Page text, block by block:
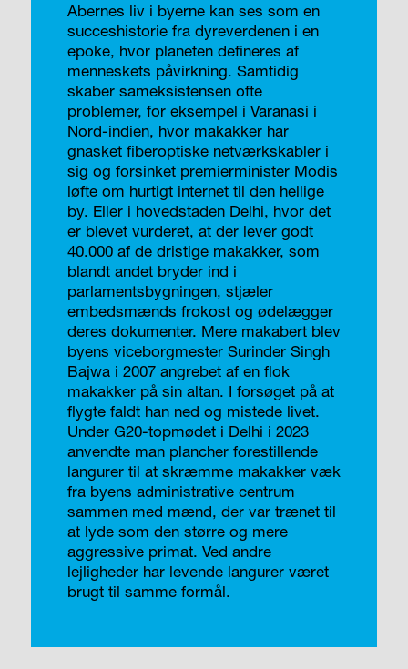
Abernes liv i byerne kan ses som en
succeshistorie fra dyreverdenen i en
epoke, hvor planeten defineres af
menneskets påvirkning. Samtidig
skaber sameksistensen ofte
problemer, for eksempel i Varanasi i
Nord-indien, hvor makakker har
gnasket fiberoptiske netværkskabler i
sig og forsinket premierminister Modis
løfte om hurtigt internet til den hellige
by. Eller i hovedstaden Delhi, hvor det
er blevet vurderet, at der lever godt
40.000 af de dristige makakker, som
blandt andet bryder ind i
parlamentsbygningen, stjæler
embedsmænds frokost og ødelægger
deres dokumenter. Mere makabert blev
byens viceborgmester Surinder Singh
Bajwa i 2007 angrebet af en flok
makakker på sin altan. I forsøget på at
flygte faldt han ned og mistede livet.
Under G20-topmødet i Delhi i 2023
anvendte man plancher forestillende
langurer til at skræmme makakker væk
fra byens administrative centrum
sammen med mænd, der var trænet til
at lyde som den større og mere
aggressive primat. Ved andre
lejligheder har levende langurer været
brugt til samme formål.